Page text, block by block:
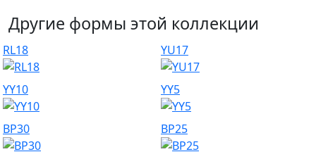
Другие формы этой коллекции
RL18 YU17
YY10 YY5
BP30 BP25